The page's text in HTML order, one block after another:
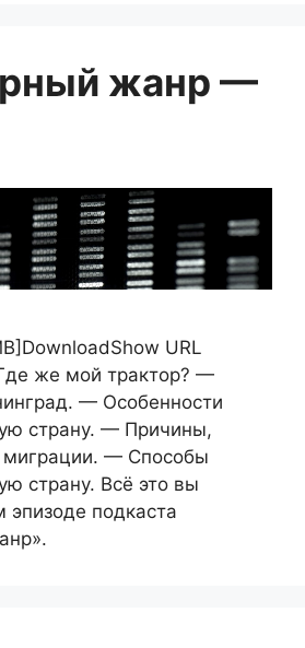
жанр —
URL
же мой трактор? —
— Особенности
страну. — Причины,
— Способы
страну. Всё это вы
подкаста